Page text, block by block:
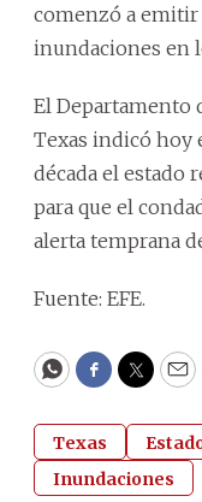
comenzó a emitir
inundaciones en
El Departamento
Texas indicó hoy
década el estado
para que el
alerta temprana
Fuente: EFE.
WhatsApp
Facebook
Texas
Inundaciones